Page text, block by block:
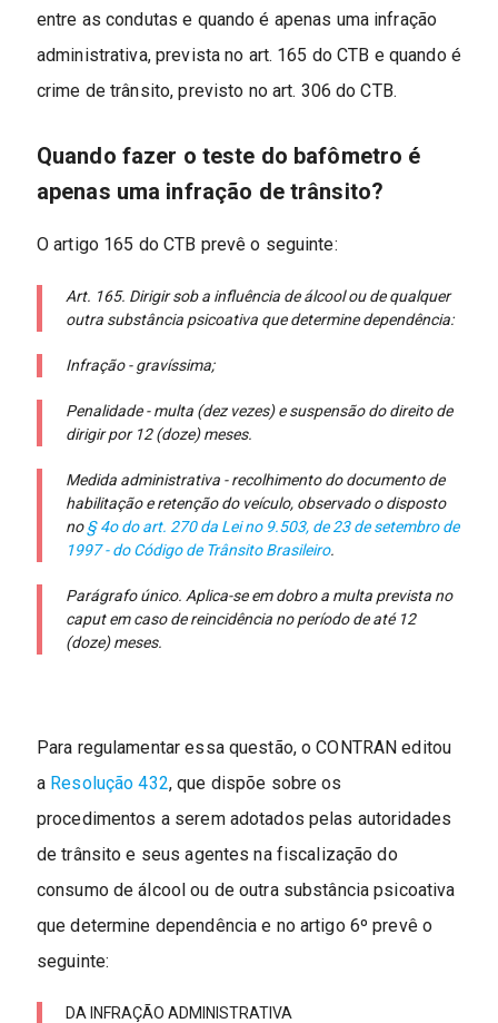
entre as condutas e quando é apenas uma infração
administrativa, prevista no art. 165 do CTB e quando é
crime de trânsito, previsto no art. 306 do CTB.
Quando fazer o teste do bafômetro é
apenas uma infração de trânsito?
O artigo 165 do CTB prevê o seguinte:
Art. 165. Dirigir sob a influência de álcool ou de qualquer
outra substância psicoativa que determine dependência:
Infração - gravíssima;
Penalidade - multa (dez vezes) e suspensão do direito de
dirigir por 12 (doze) meses.
Medida administrativa - recolhimento do documento de
habilitação e retenção do veículo, observado o disposto
no§ 4o do art. 270 da Lei no 9.503, de 23 de setembro de
1997 - do Código de Trânsito Brasileiro.
Parágrafo único. Aplica-se em dobro a multa prevista no
caput em caso de reincidência no período de até 12
(doze) meses.
Para regulamentar essa questão, o CONTRAN editou
a Resolução 432, que dispõe sobre os
procedimentos a serem adotados pelas autoridades
de trânsito e seus agentes na fiscalização do
consumo de álcool ou de outra substância psicoativa
que determine dependência e no artigo 6º prevê o
seguinte:
DA INFRAÇÃO ADMINISTRATIVA